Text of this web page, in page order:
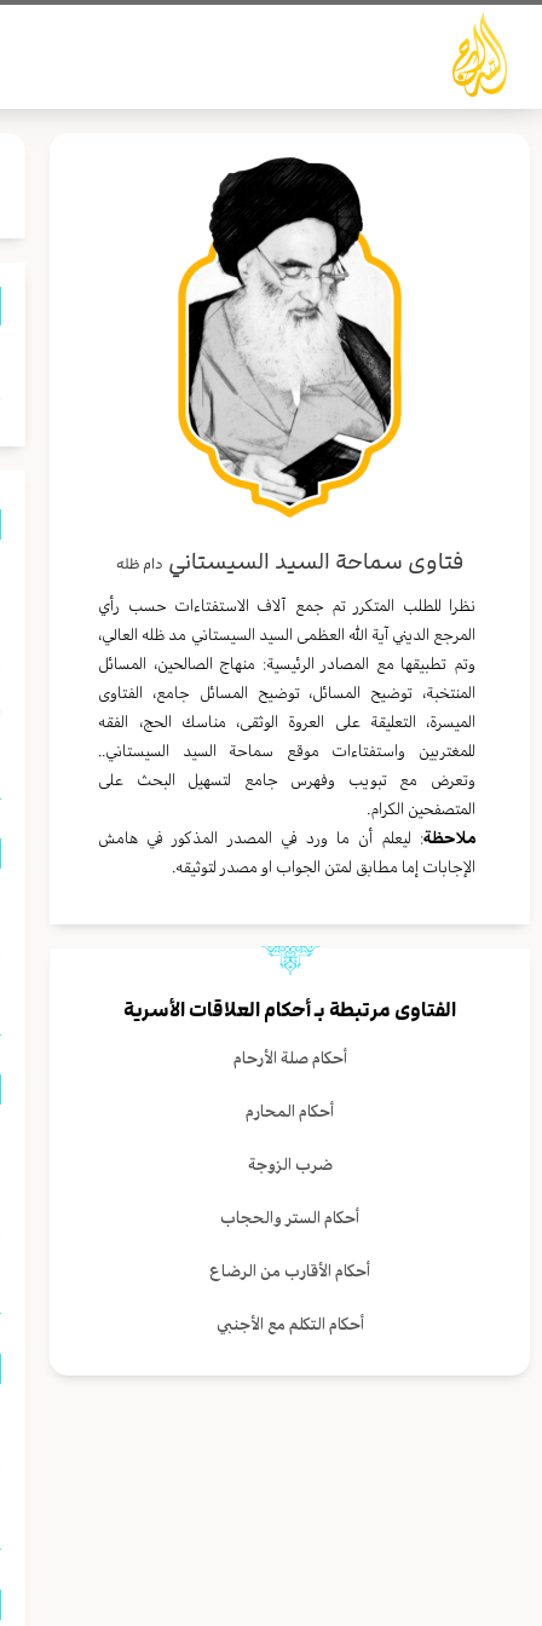
تخطي
المحتوى
فتاوى سماحة السيد السيستاني دام ظله
نظرا للطلب المتكرر تم جمع آلاف الاستفتاءات حسب رأي
المرجع الديني آية الله العظمى السيد السيستاني مد ظله العالي،
وتم تطبيقها مع المصادر الرئيسية: منهاج الصالحين، المسائل
المنتخبة، توضيح المسائل، توضيح المسائل جامع، الفتاوى
الميسرة، التعليقة على العروة الوثقى، مناسك الحج، الفقه
للمغتربين واستفتاءات موقع سماحة السيد السيستاني..
وتعرض مع تبويب وفهرس جامع لتسهيل البحث على
المتصفحين الكرام.
ملاحظة: ليعلم أن ما ورد في المصدر المذكور في هامش
الإجابات إما مطابق لمتن الجواب او مصدر لتوثيقه.
الفتاوى مرتبطة بـأحكام العلاقات الأسرية
أحكام صلة الأرحام
أحكام المحارم
ضرب الزوجة
أحكام الستر والحجاب
أحكام الأقارب من الرضاع
أحكام التكلم مع الأجنبي